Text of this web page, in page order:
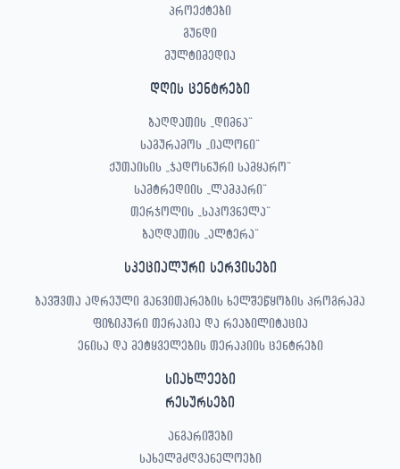
პროექტები
გუნდი
მულტიმედია
დღის ცენტრები
ბაღდათის „დიმნა“
საგურამოს „იალონი“
ქუთაისის „ჯადოსნური სამყარო“
სამტრედიის „ლამპარი“
თერჯოლის „საპოვნელა“
ბაღდათის „ალტერა“
სპეციალური სერვისები
ბავშვთა ადრეული განვითარების ხელშეწყობის პროგრამა
ფიზიკური თერაპია და რეაბილიტაცია
ენისა და მეტყველების თერაპიის ცენტრები
სიახლეები
რესურსები
ანგარიშები
სახელმძღვანელოები